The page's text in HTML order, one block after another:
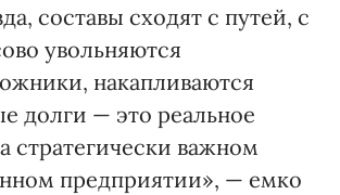
составы сходят с путей, с
увольняются
накапливаются
долги — это реальное
стратегически важном
предприятии», — емко